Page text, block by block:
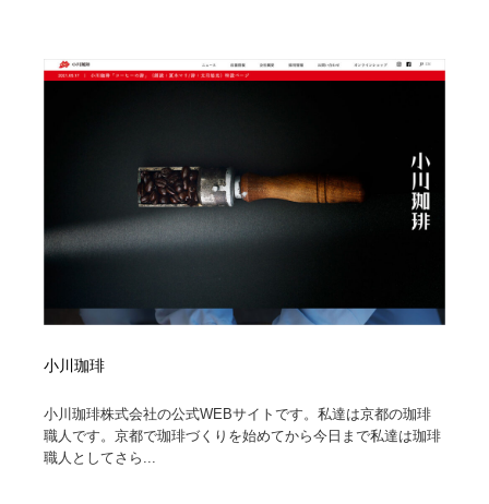
小川珈琲
小川珈琲株式会社の公式WEBサイトです。私達は京都の珈琲
職人です。京都で珈琲づくりを始めてから今日まで私達は珈琲
職人としてさら...